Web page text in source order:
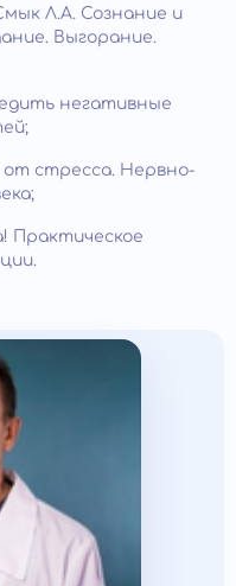
Л.А. Сознание и
Выгорание.
негативные
от стресса. Нервно-
Практическое